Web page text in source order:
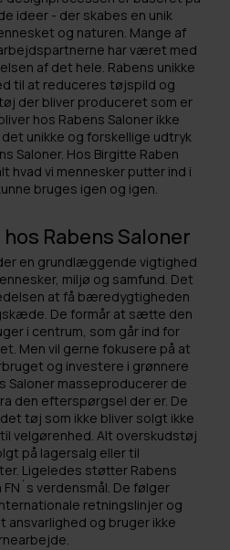
ideer - der skabes en unik
og naturen. Mange af
har været med
af det hele. Rabens unikke
til at reduceres tøjspild og
der bliver produceret som er
hos Rabens Saloner ikke
unikke og forskellige udtryk
Saloner. Hos Birgitte Raben
hvad vi mennesker putter ind i
bruges igen og igen.
Rabens Saloner
en grundlæggende vigtighed
miljø og samfund. Det
at få bæredygtigheden
De formår at sætte den
i centrum, som går ind for
Men vil gerne fokusere på at
og investere i grønnere
Saloner masseproducerer de
den efterspørgsel der er. De
tøj som ikke bliver solgt ikke
velgørenhed. Alt overskudstøj
på lagersalg eller til
Ligeledes støtter Rabens
verdensmål. De følger
retningslinjer og
ansvarlighed og bruger ikke